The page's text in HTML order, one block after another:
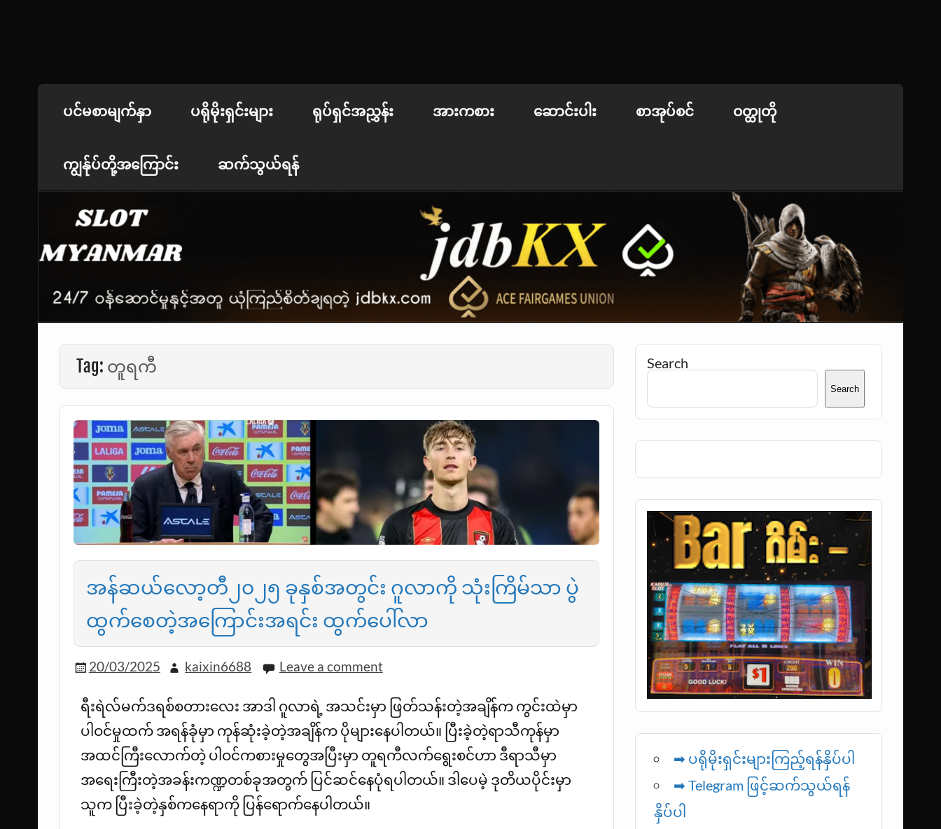
jdbKX News
ပင်မစာမျက်နှာ ပရိုမိုးရှင်းများ ရုပ်ရှင်အညွှန်း အားကစား ဆောင်းပါး စာအုပ်စင် ဝတ္ထုတို
ကျွန်ုပ်တို့အကြောင်း ဆက်သွယ်ရန်
Tag: တူရကီ
အန်ဆယ်လော့တီ၂၀၂၅ ခုနှစ်အတွင်း ဂူလာကို သုံးကြိမ်သာ ပွဲ
ထွက်စေတဲ့အကြောင်းအရင်း ထွက်ပေါ်လာ
20/03/2025 kaixin6688 Leave a comment
ရီးရဲလ်မက်ဒရစ်စတားလေး အာဒါ ဂူလာရဲ့ အသင်းမှာ ဖြတ်သန်းတဲ့အချိန်က ကွင်းထဲမှာ
ပါဝင်မှုထက် အရန်ခုံမှာ ကုန်ဆုံးခဲ့တဲ့အချိန်က ပိုများနေပါတယ်။ ပြီးခဲ့တဲ့ရာသီကုန်မှာ
အထင်ကြီးလောက်တဲ့ ပါဝင်ကစားမှုတွေအပြီးမှာ တူရကီလက်ရွေးစင်ဟာ ဒီရာသီမှာ
အရေးကြီးတဲ့အခန်းကဏ္ဍတစ်ခုအတွက် ပြင်ဆင်နေပုံရပါတယ်။ ဒါပေမဲ့ ဒုတိယပိုင်းမှာ
သူက ပြီးခဲ့တဲ့နှစ်ကနေရာကို ပြန်ရောက်နေပါတယ်။
Search
Search
➡ ပရိုမိုးရှင်းများကြည့်ရန်နှိပ်ပါ
➡ Telegram ဖြင့်ဆက်သွယ်ရန်
နှိပ်ပါ